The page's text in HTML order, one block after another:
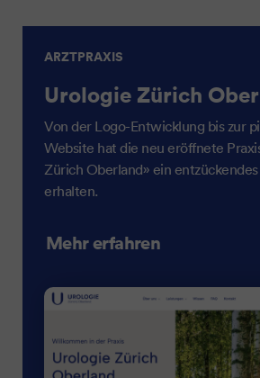
ARZTPRAXIS
Urologie Zürich
Von der Logo-Entwicklung bis zur
Website hat die neu eröffnete
Zürich Oberland» ein
erhalten.
Mehr erfahren